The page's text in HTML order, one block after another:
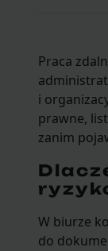
Praca
i
prawne,
zanim
W biurze
do